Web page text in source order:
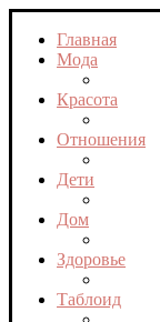
Главная
Мода
Красота
Отношения
Дети
Дом
Здоровье
Таблоид